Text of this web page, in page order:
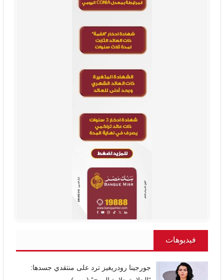
فيديوهات
جورجينا رودريغيز ترد على منتقدي جسدها: